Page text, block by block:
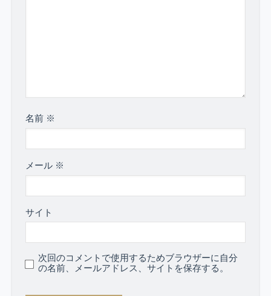
名前 ※
メール ※
サイト
次回のコメントで使用するためブラウザーに自分
の名前、メールアドレス、サイトを保存する。